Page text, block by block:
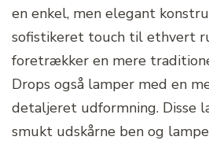
en enkel, men elegant
sofistikeret touch til ethvert
foretrækker en mere
Drops også lamper med en
detaljeret udformning. Disse
smukt udskårne ben og